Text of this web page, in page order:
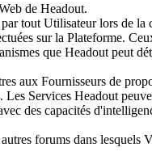
de Headout.
tout Utilisateur lors de la
sur la Plateforme.
que Headout peut
aux Fournisseurs de
Services Headout
des capacités
forums dans